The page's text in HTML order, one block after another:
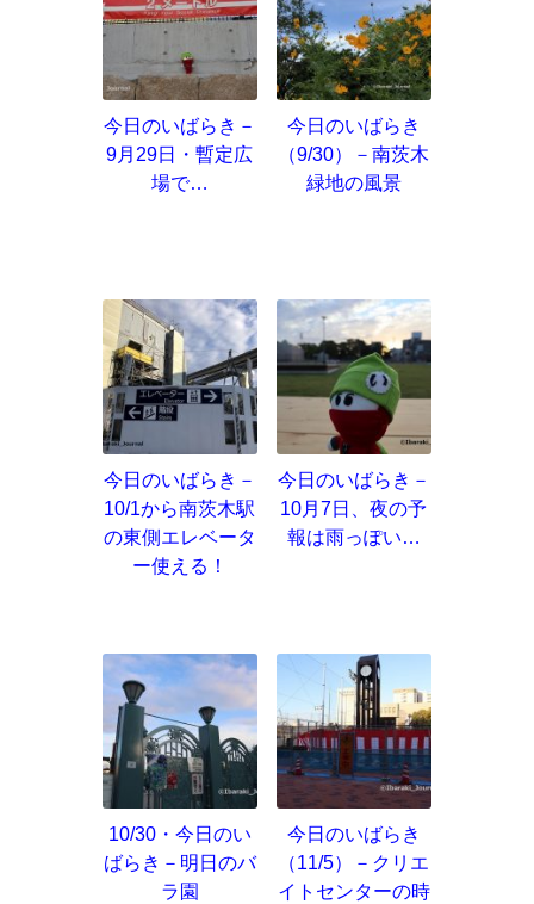
今日のいばらき－
9月29日・暫定広
場で…
今日のいばらき
（9/30）－南茨木
緑地の風景
今日のいばらき－
10/1から南茨木駅
の東側エレベータ
ー使える！
今日のいばらき－
10月7日、夜の予
報は雨っぽい…
10/30・今日のい
ばらき－明日のバ
ラ園
今日のいばらき
（11/5）－クリエ
イトセンターの時